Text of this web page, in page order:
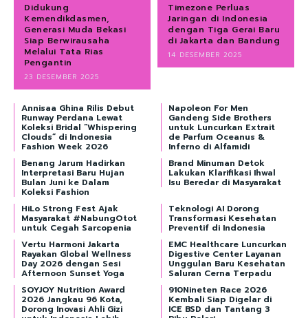
Didukung
Kemendikdasmen,
Generasi Muda Bekasi
Siap Berwirausaha
Melalui Tata Rias
Pengantin
23 DESEMBER 2025
Timezone Perluas
Jaringan di Indonesia
dengan Tiga Gerai Baru
di Jakarta dan Bandung
14 DESEMBER 2025
Annisaa Ghina Rilis Debut
Runway Perdana Lewat
Koleksi Bridal “Whispering
Clouds” di Indonesia
Fashion Week 2026
Napoleon For Men
Gandeng Side Brothers
untuk Luncurkan Extrait
de Parfum Oceanus &
Inferno di Alfamidi
Benang Jarum Hadirkan
Interpretasi Baru Hujan
Bulan Juni ke Dalam
Koleksi Fashion
Brand Minuman Detok
Lakukan Klarifikasi Ihwal
Isu Beredar di Masyarakat
HiLo Strong Fest Ajak
Masyarakat #NabungOtot
untuk Cegah Sarcopenia
Teknologi AI Dorong
Transformasi Kesehatan
Preventif di Indonesia
Vertu Harmoni Jakarta
Rayakan Global Wellness
Day 2026 dengan Sesi
Afternoon Sunset Yoga
EMC Healthcare Luncurkan
Digestive Center Layanan
Unggulan Baru Kesehatan
Saluran Cerna Terpadu
SOYJOY Nutrition Award
2026 Jangkau 96 Kota,
Dorong Inovasi Ahli Gizi
910Nineten Race 2026
Kembali Siap Digelar di
ICE BSD dan Tantang 3